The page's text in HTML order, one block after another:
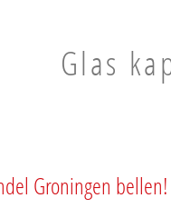
Glas
Groningen bellen!